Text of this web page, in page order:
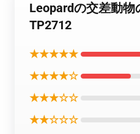
Leopardの交差動物
TP2712
★★★★★
★★★★☆
★★★☆☆
★★☆☆☆